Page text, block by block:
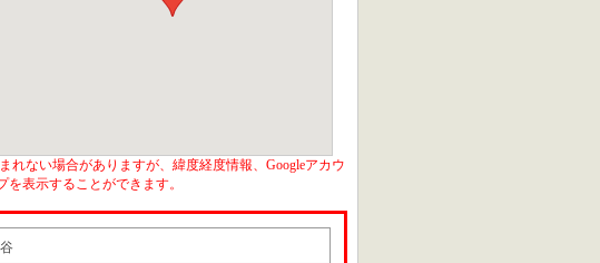
れない場合がありますが、緯度経度情報、Googleアカウ
表示することができます。